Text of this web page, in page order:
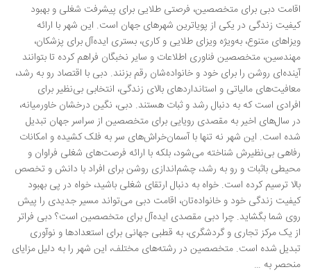
اقامت دبی برای متخصصین، فرصتی طلایی برای پیشرفت شغلی و بهبود
کیفیت زندگی در یکی از پویاترین شهرهای جهان است. این شهر با ارائه
ویزاهای متنوع، به‌ویژه ویزای طلایی و کاری، بستری ایده‌آل برای پزشکان،
مهندسین، متخصصین فناوری اطلاعات و سایر نخبگان فراهم کرده تا بتوانند
آینده‌ای روشن را برای خود و خانواده‌شان رقم بزنند. دبی با اقتصاد رو به رشد،
معافیت‌های مالیاتی و استانداردهای بالای زندگی، انتخابی بی‌نظیر برای
افرادی است که به دنبال رشد و ثبات هستند. دبی، نگین درخشان خاورمیانه،
در سال‌های اخیر به مقصدی رویایی برای متخصصین از سراسر جهان تبدیل
شده است. این شهر نه تنها با آسمان‌خراش‌های سر به فلک کشیده و امکانات
رفاهی بی‌نظیرش شناخته می‌شود، بلکه با ارائه فرصت‌های شغلی فراوان و
محیطی باثبات و رو به رشد، چشم‌اندازی روشن برای افراد با دانش و تخصص
بالا ترسیم کرده است. خواه به دنبال ارتقای شغلی باشید، خواه در پی بهبود
کیفیت زندگی خود و خانواده‌تان، اقامت دبی می‌تواند مسیر جدیدی را پیش
روی شما بگشاید. چرا دبی مقصدی ایده‌آل برای متخصصین است؟ دبی فراتر
از یک مرکز تجاری و گردشگری، به قطبی جهانی برای استعدادها و نوآوری
تبدیل شده است. متخصصین در رشته‌های مختلف، این شهر را به دلیل مزایای
منحصر به …